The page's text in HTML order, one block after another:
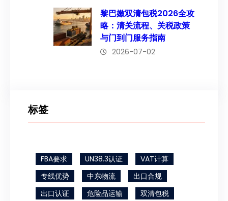
黎巴嫩双清包税2026全攻
略：清关流程、关税政策
与门到门服务指南
2026-07-02
标签
FBA要求 UN38.3认证
VAT计算
专线优势
中东物流
出口合规
出口认证
危险品运输 双清包税